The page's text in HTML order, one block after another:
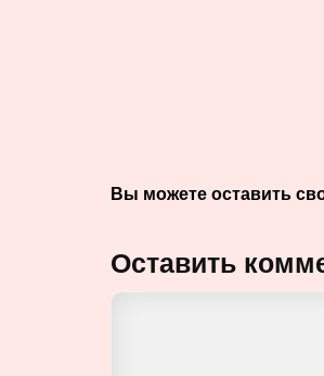
Вы можете оставить
Оставить